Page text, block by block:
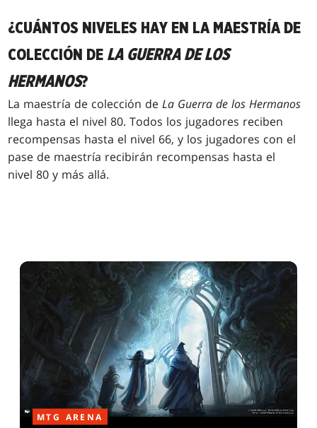
¿CUÁNTOS NIVELES HAY EN LA MAESTRÍA DE
COLECCIÓN DE LA GUERRA DE LOS
HERMANOS?
La maestría de colección deLa Guerra de los Hermanos
llega hasta el nivel 80. Todos los jugadores reciben
recompensas hasta el nivel 66, y los jugadores con el
pase de maestría recibirán recompensas hasta el
nivel 80 y más allá.
MTG ARENA